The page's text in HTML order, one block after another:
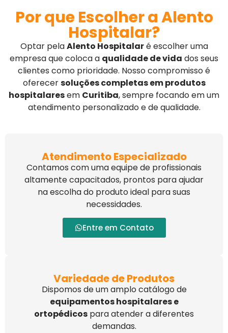
Por que Escolher a Alento
Hospitalar?
Optar pelaAlento Hospitalaré escolher uma
empresa que coloca a qualidade de vida dos seus
clientes como prioridade. Nosso compromisso é
oferecersoluções completas em produtos
hospitalaresem Curitiba, sempre focando em um
atendimento personalizado e de qualidade.
Atendimento Especializado
Contamos com uma equipe de profissionais
altamente capacitados, prontos para ajudar
na escolha do produto ideal para suas
necessidades.
Entre em Contato
Variedade de Produtos
Dispomos de um amplo catálogo de
equipamentos hospitalares e
ortopédicos para atender a diferentes
demandas.